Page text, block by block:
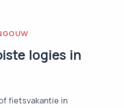
logies in
fietsvakantie in